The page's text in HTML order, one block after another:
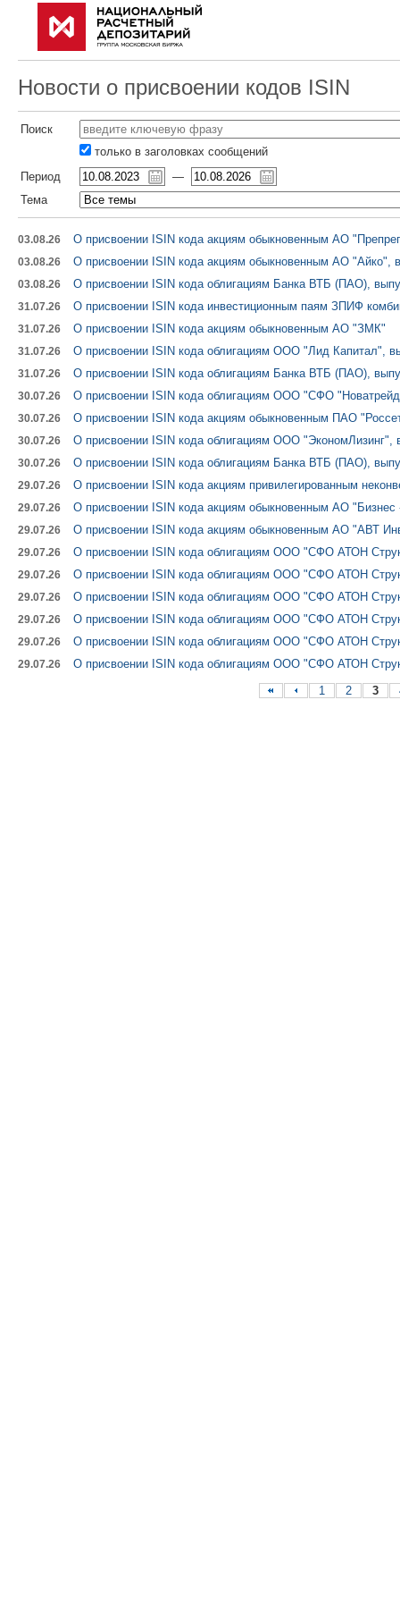
Новости о присвоении кодов ISIN
Поиск
только в заголовках сообщений
Период
—
Тема
03.08.26 О присвоении ISIN кода акциям обыкновенным АО
03.08.26 О присвоении ISIN кода акциям обыкновенным АО "Айко",
03.08.26 О присвоении ISIN кода облигациям Банка ВТБ (ПАО),
31.07.26 О присвоении ISIN кода инвестиционным паям ЗПИФ
31.07.26 О присвоении ISIN кода акциям обыкновенным АО "ЗМК"
31.07.26 О присвоении ISIN кода облигациям ООО "Лид Капитал",
31.07.26 О присвоении ISIN кода облигациям Банка ВТБ (ПАО),
30.07.26 О присвоении ISIN кода облигациям ООО "СФО
30.07.26 О присвоении ISIN кода акциям обыкновенным ПАО
30.07.26 О присвоении ISIN кода облигациям ООО "ЭкономЛизинг",
30.07.26 О присвоении ISIN кода облигациям Банка ВТБ (ПАО),
29.07.26 О присвоении ISIN кода акциям привилегированным
29.07.26 О присвоении ISIN кода акциям обыкновенным АО
29.07.26 О присвоении ISIN кода акциям обыкновенным АО "АВТ
29.07.26 О присвоении ISIN кода облигациям ООО "СФО АТОН
29.07.26 О присвоении ISIN кода облигациям ООО "СФО АТОН
29.07.26 О присвоении ISIN кода облигациям ООО "СФО АТОН
29.07.26 О присвоении ISIN кода облигациям ООО "СФО АТОН
29.07.26 О присвоении ISIN кода облигациям ООО "СФО АТОН
29.07.26
О присвоении ISIN кода облигациям ООО "СФО АТОН
1
2 3